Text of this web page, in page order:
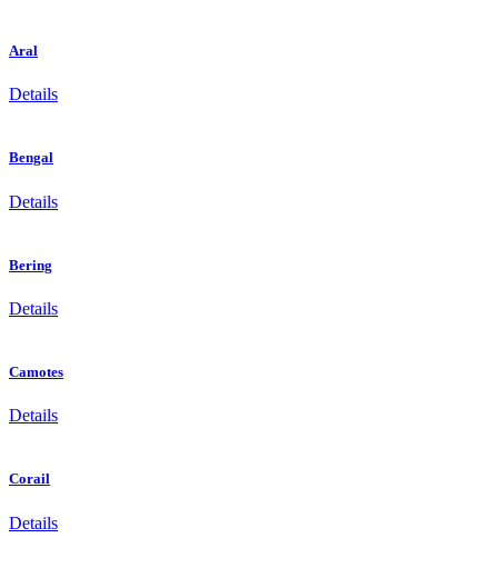
Aral
Details
Bengal
Details
Bering
Details
Camotes
Details
Corail
Details